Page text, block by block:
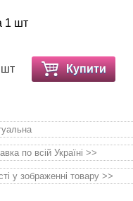
1 шт
шт Купити
по всій Україні >>
у зображенні товару >>